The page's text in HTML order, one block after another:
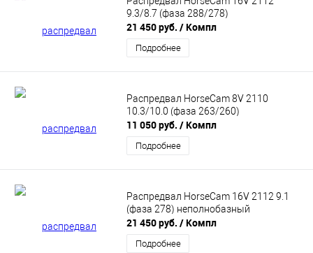
9.3/8.7 (фаза 288/278)
21 450 руб. / Компл
Подробнее
Распредвал HorseCam 8V 2110
10.3/10.0 (фаза 263/260)
11 050 руб. / Компл
Подробнее
Распредвал HorseCam 16V 2112 9.1
(фаза 278) неполнобазный
21 450 руб. / Компл
Подробнее